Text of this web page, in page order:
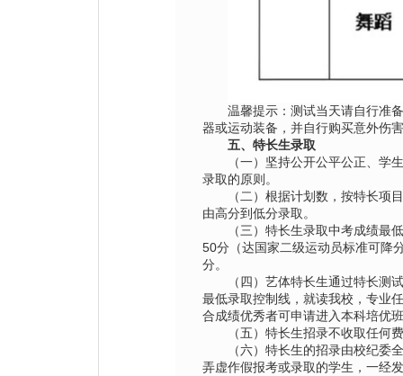
温馨提示：测试当天请自行准
器或运动装备，并自行购买意外伤
五、特长生录取
（一）坚持公开公平公正、学
录取的原则。
（二）根据计划数，按特长项
由高分到低分录取。
（三）特长生录取中考成绩最
50分（达国家二级运动员标准可降
分。
（四）艺体特长生通过特长测
最低录取控制线，就读我校，专业
合成绩优秀者可申请进入本科培优
（五）特长生招录不收取任何
（六）特长生的招录由校纪委
弄虚作假报考或录取的学生，一经